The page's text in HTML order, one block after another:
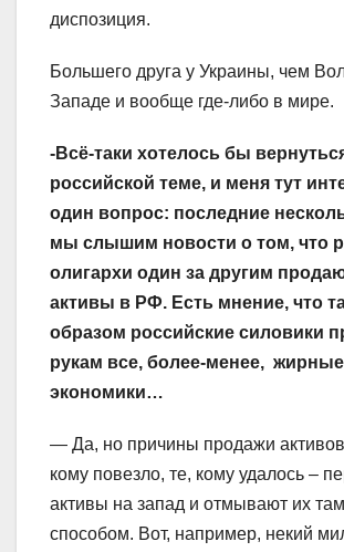
диспозиция.
Большего друга у Украины, чем
Западе и вообще где-либо в мире.
-Всё-таки хотелось бы
российской теме, и меня тут
один вопрос: последние
мы слышим новости о том, что
олигархи один за другим
активы в РФ. Есть мнение, что
образом российские силовики
рукам все, более-менее, жирные
экономики…
— Да, но причины продажи
кому повезло, те, кому удалось –
активы на запад и отмывают их
способом. Вот, например, некий